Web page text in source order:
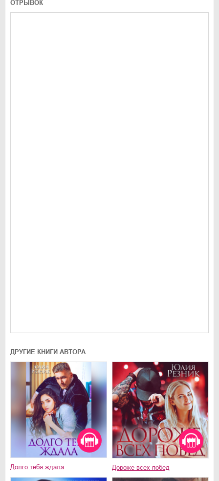
ОТРЫВОК
ДРУГИЕ КНИГИ АВТОРА
Долго тебя ждала Дороже всех побед